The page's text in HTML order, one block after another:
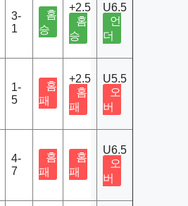
3-
1
홈
승
+2.5
홈
승
U6.5
언
더
1-
5
홈
패
+2.5
홈
패
U5.5
오
버
4-
7
홈
패
홈
패
U6.5
오
버